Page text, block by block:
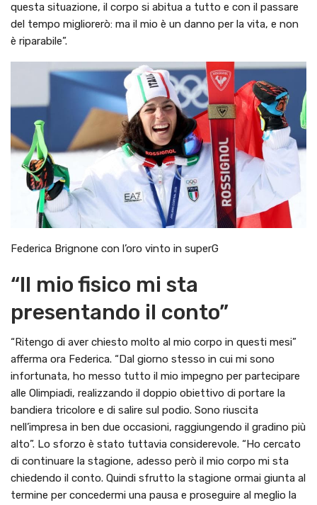
questa situazione, il corpo si abitua a tutto e con il passare
del tempo migliorerò: ma il mio è un danno per la vita, e non
è riparabile”.
Federica Brignone con l’oro vinto in superG
“Il mio fisico mi sta
presentando il conto”
“Ritengo di aver chiesto molto al mio corpo in questi mesi”
afferma ora Federica. “Dal giorno stesso in cui mi sono
infortunata, ho messo tutto il mio impegno per partecipare
alle Olimpiadi, realizzando il doppio obiettivo di portare la
bandiera tricolore e di salire sul podio. Sono riuscita
nell’impresa in ben due occasioni, raggiungendo il gradino più
alto”. Lo sforzo è stato tuttavia considerevole. “Ho cercato
di continuare la stagione, adesso però il mio corpo mi sta
chiedendo il conto. Quindi sfrutto la stagione ormai giunta al
termine per concedermi una pausa e proseguire al meglio la